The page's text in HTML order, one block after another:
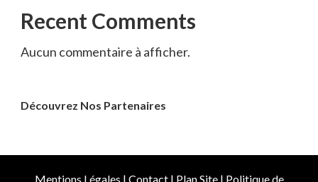
Recent Comments
Aucun commentaire à afficher.
Découvrez Nos Partenaires
Mentions Légales | Contact| Plan Site| Politique de